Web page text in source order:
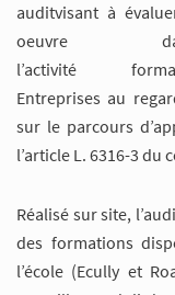
auditvisant à
oeuvre
l’activité
Entreprises au
sur le parcours
l’article L. 6316-3 du
Réalisé sur site,
des formations
l’école (Ecully et